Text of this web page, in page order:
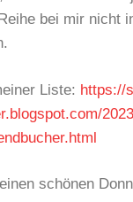
bei mir nicht
Liste: https://
schönen